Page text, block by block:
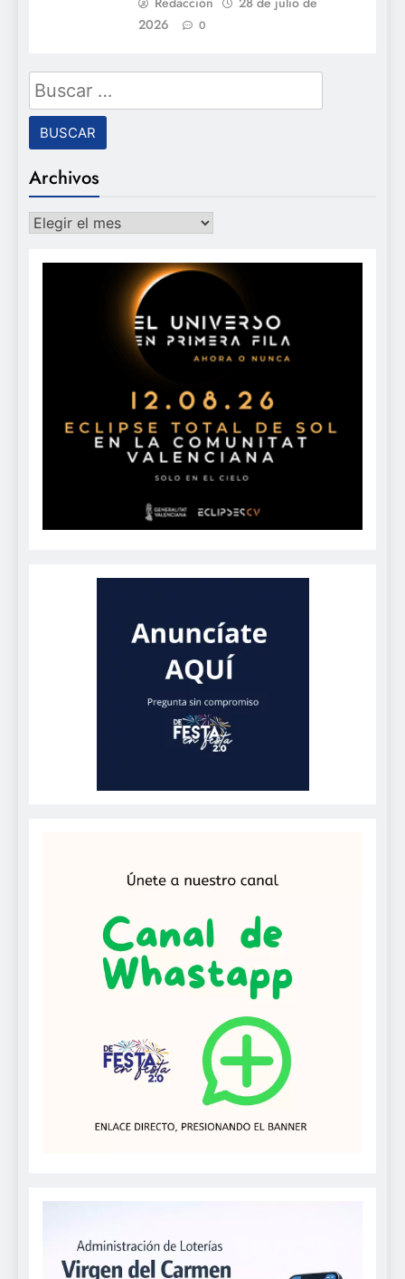
2026
0
Buscar:
Archivos
Archivos